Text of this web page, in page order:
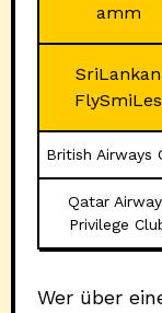
amm
SriLankan
FlySmiLes
British Airways
Qatar
Privilege
Wer über